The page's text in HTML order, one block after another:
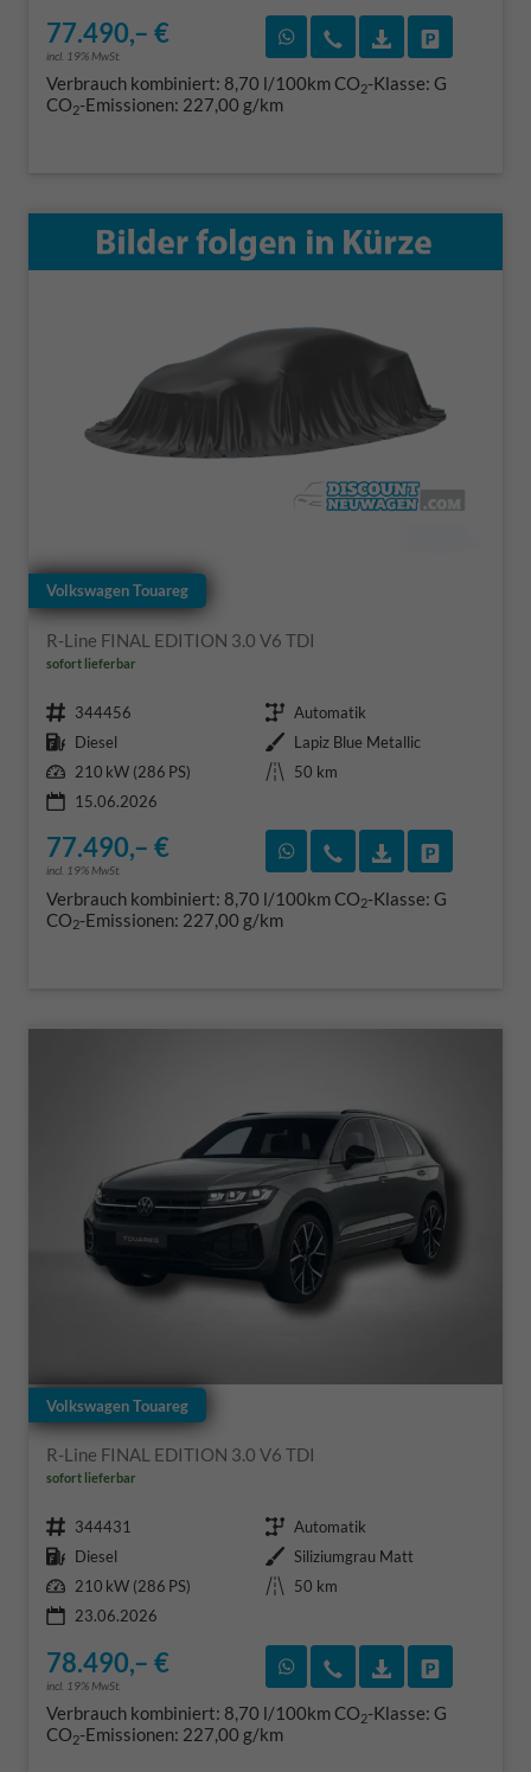
77.490,– €
incl. 19% MwSt.
Rückruf vereinbaren
Wir rufen Sie an
Verbrauch kombiniert: 8,70 l/100kmCO2-Klasse: G
CO2-Emissionen: 227,00 g/km
Volkswagen Touareg
R-Line FINAL EDITION 3.0 V6 TDI
sofort lieferbar
Fahrzeugnr. 344456 Getriebe Automatik
Kraftstoff Diesel Außenfarbe Lapiz Blue Metallic
Leistung 210 kW (286 PS) Kilometerstand
50 km
15.06.2026
77.490,– €
incl. 19% MwSt.
Rückruf vereinbaren
Wir rufen Sie an
Verbrauch kombiniert: 8,70 l/100kmCO2-Klasse: G
CO2-Emissionen: 227,00 g/km
Volkswagen Touareg
R-Line FINAL EDITION 3.0 V6 TDI
sofort lieferbar
Fahrzeugnr. 344431 Getriebe Automatik
Kraftstoff Diesel Außenfarbe Siliziumgrau Matt
Leistung 210 kW (286 PS) Kilometerstand
50 km
23.06.2026
78.490,– €
incl. 19% MwSt.
Rückruf vereinbaren
Wir rufen Sie an
Verbrauch kombiniert: 8,70 l/100kmCO2-Klasse: G
CO2-Emissionen: 227,00 g/km